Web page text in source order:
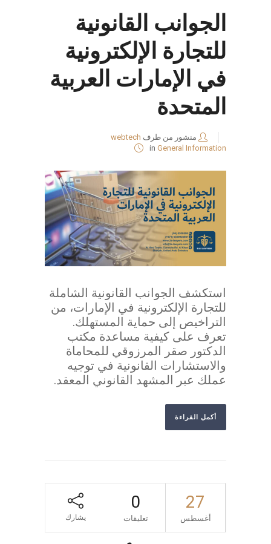
الجوانب القانونية
للتجارة الإلكترونية
في الإمارات العربية
المتحدة
منشور من طرف webtech
in General Information
استكشف الجوانب القانونية الشاملة
للتجارة الإلكترونية في الإمارات، من
التراخيص إلى حماية المستهلك.
تعرف على كيفية مساعدة مكتب
الدكتور صقر المرزوقي للمحاماة
والاستشارات القانونية في توجيه
عملك عبر المشهد القانوني المعقد.
أكمل القراءة
27
أغسطس
0
تعليقات يشارك